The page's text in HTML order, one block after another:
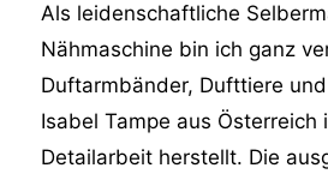
Als leidenschaftliche
Nähmaschine bin ich ganz
Duftarmbänder, Dufttiere
Isabel Tampe aus Österreich
Detailarbeit herstellt. Die